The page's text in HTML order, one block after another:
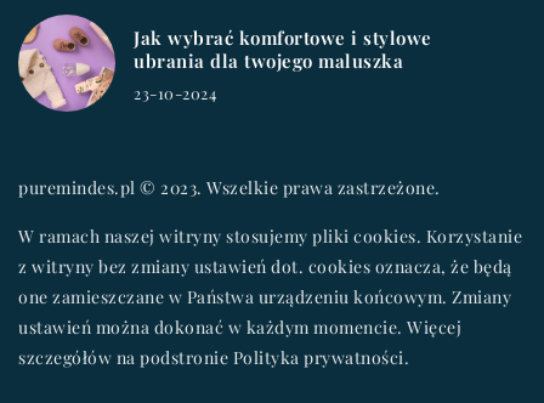
Jak wybrać komfortowe i stylowe
ubrania dla twojego maluszka
23-10-2024
puremindes.pl © 2023. Wszelkie prawa zastrzeżone.
W ramach naszej witryny stosujemy pliki cookies. Korzystanie
z witryny bez zmiany ustawień dot. cookies oznacza, że będą
one zamieszczane w Państwa urządzeniu końcowym. Zmiany
ustawień można dokonać w każdym momencie. Więcej
szczegółów na podstronie Polityka prywatności.